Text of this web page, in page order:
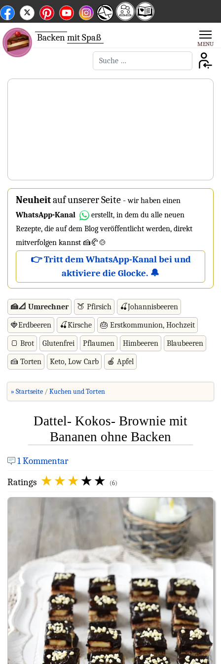
Backenmit Spaß
Suchen
Neuheitauf unserer Seite -wir haben einen
WhatsApp-Kanal
erstellt, in dem du alle neuen
Rezepte, die auf dem Blog veröffentlicht werden, direkt
mitverfolgen kannst 🍰🥐🍲
👉 Tritt dem WhatsApp-Kanal bei und
aktiviere die Glocke. 🔔
🍰📐 Umrechner 🍑 Pfirsich 🍒Johannisbeeren
🍓Erdbeeren 🍒Kirsche 🎂 Erstkommunion, Hochzeit
🍞 Brot Glutenfrei Pflaumen Himbeeren Blaubeeren
🍰 Torten Keto, Low Carb 🍎 Apfel
» Startseite Kuchen und Torten
Dattel- Kokos- Brownie mit
Bananen ohne Backen
1 Kommentar
Ratings
(6)